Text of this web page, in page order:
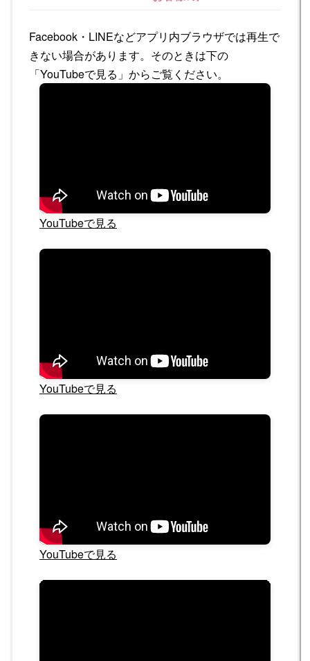
Facebook・LINEなどアプリ内ブラウザでは再生で
きない場合があります。そのときは下の
「YouTubeで見る」からご覧ください。
YouTubeで見る
YouTubeで見る
YouTubeで見る